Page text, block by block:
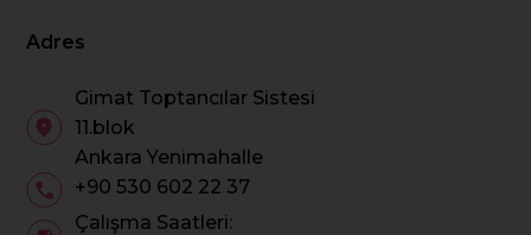
Adres
Gimat Toptancılar Sistesi
11.blok
Ankara Yenimahalle
+90 530 602 22 37
Çalışma Saatleri: